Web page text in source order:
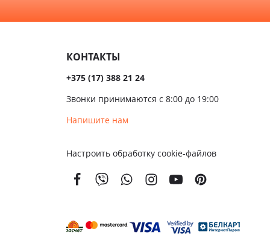
КОНТАКТЫ
+375 (17) 388 21 24
Звонки принимаются с 8:00 до 19:00
Напишите нам
Настроить обработку cookie-файлов